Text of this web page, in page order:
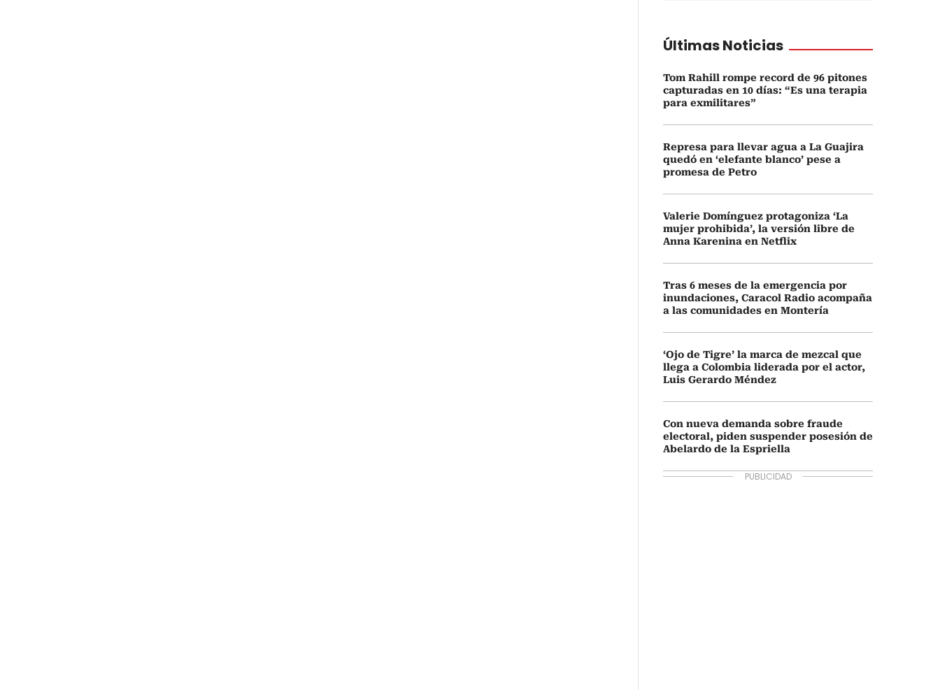
Últimas Noticias
Tom Rahill rompe record de 96 pitones
capturadas en 10 días: “Es una terapia
para exmilitares”
Represa para llevar agua a La Guajira
quedó en ‘elefante blanco’ pese a
promesa de Petro
Valerie Domínguez protagoniza ‘La
mujer prohibida’, la versión libre de
Anna Karenina en Netflix
Tras 6 meses de la emergencia por
inundaciones, Caracol Radio acompaña
a las comunidades en Montería
‘Ojo de Tigre’ la marca de mezcal que
llega a Colombia liderada por el actor,
Luis Gerardo Méndez
Con nueva demanda sobre fraude
electoral, piden suspender posesión de
Abelardo de la Espriella